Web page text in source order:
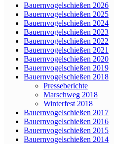
Bauernvogelschießen 2026
Bauernvogelschießen 2025
Bauernvogelschießen 2024
Bauernvogelschießen 2023
Bauernvogelschießen 2022
Bauernvogelschießen 2021
Bauernvogelschießen 2020
Bauernvogelschießen 2019
Bauernvogelschießen 2018
Presseberichte
Marschweg 2018
Winterfest 2018
Bauernvogelschießen 2017
Bauernvogelschießen 2016
Bauernvogelschießen 2015
Bauernvogelschießen 2014